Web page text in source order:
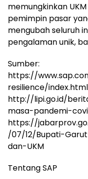
memungkinkan
pemimpin pasar
mengubah seluruh
pengalaman unik,
Sumber:
https://
resilience/index.html
http://lipi.go.id/
masa-pandemi-
https://
/07/12/Bupati-
dan-UKM
Tentang SAP